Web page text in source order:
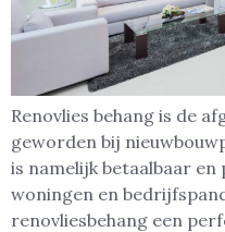
Renovlies behang is de
geworden bij
is namelijk betaalbaar
woningen en
renovliesbehang een